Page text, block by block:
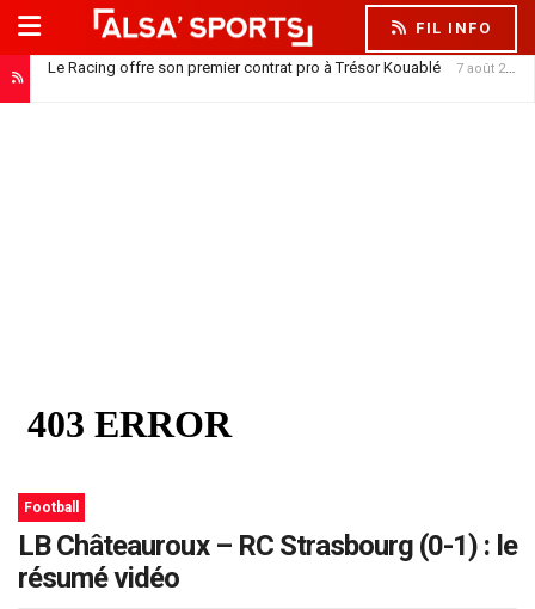
FIL INFO
Le Racing offre son premier contrat pro à Trésor Kouablé 7 août 2026
Football
LB Châteauroux – RC Strasbourg (0-1) : le
résumé vidéo